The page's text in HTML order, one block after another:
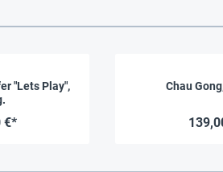
"Lets Play",
€*
Chau